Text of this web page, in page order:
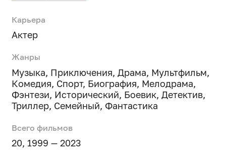
Карьера
Актер
Жанры
Музыка, Приключения, Драма, Мультфильм,
Комедия, Спорт, Биография, Мелодрама,
Фэнтези, Исторический, Боевик, Детектив,
Триллер, Семейный, Фантастика
Всего фильмов
20, 1999 — 2023